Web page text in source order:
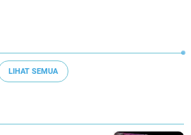
LIHAT SEMUA